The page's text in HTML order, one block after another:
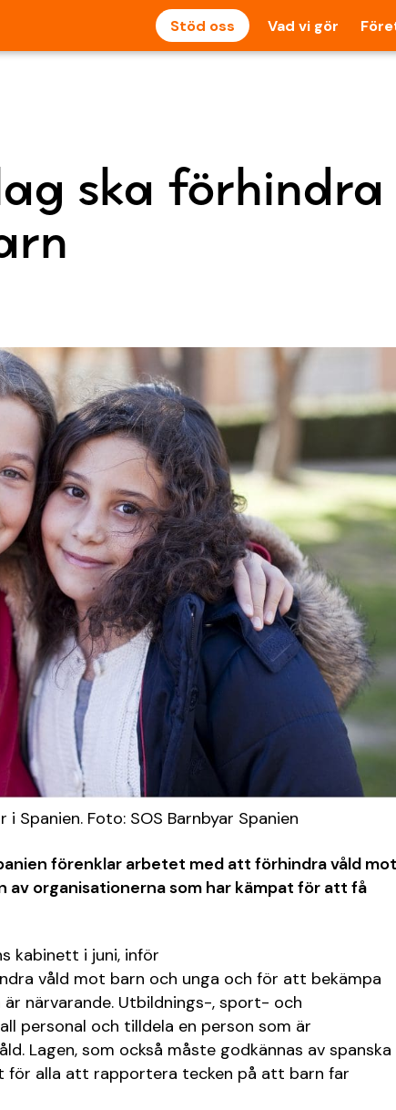
Stöd oss Vad vi gör
ska förhindra
Spanien. Foto: SOS Barnbyar Spanien
förenklar arbetet med att förhindra våld mot
av organisationerna som har kämpat för att få
kabinett i juni, inför
våld mot barn och unga och för att bekämpa
närvarande. Utbildnings-, sport- och
personal och tilldela en person som är
Lagen, som också måste godkännas av spanska
alla att rapportera tecken på att barn far